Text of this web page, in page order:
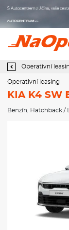
Operativní leasing KIA K4 SW
Operativní
Operativní leasing
KIA K4 SW
Benzín Hatchback /